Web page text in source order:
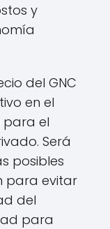
y
del GNC
en el
para el
Será
posibles
para evitar
del
para